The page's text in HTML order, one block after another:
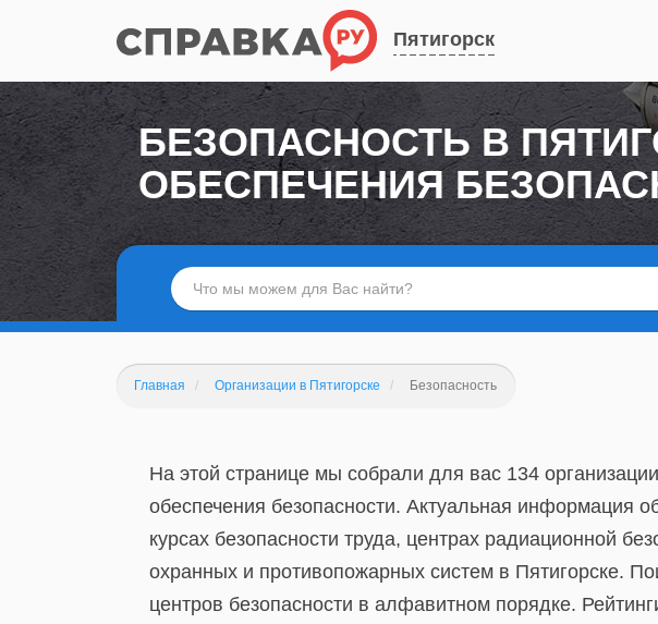
Пятигорск
БЕЗОПАСНОСТЬ В
ОБЕСПЕЧЕНИЯ
Главная Организации в Пятигорске Безопасность
На этой странице мы собрали для вас 134
обеспечения безопасности. Актуальная информация
курсах безопасности труда, центрах радиационной
охранных и противопожарных систем в Пятигорске.
центров безопасности в алфавитном порядке.